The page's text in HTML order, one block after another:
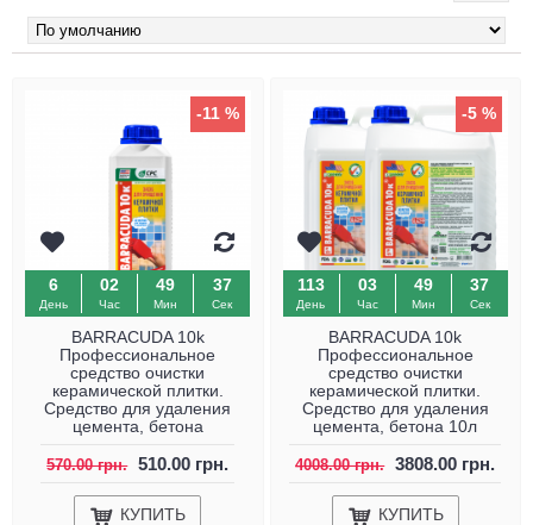
-11 %
6
День
02
Час
49
Мин
36
Сек
BARRACUDA 10k
Профессиональное
средство очистки
керамической плитки.
Средство для удаления
цемента, бетона
570.00 грн. 510.00 грн.
КУПИТЬ
-5 %
113
День
03
Час
49
Мин
36
Сек
BARRACUDA 10k
Профессиональное
средство очистки
керамической плитки.
Средство для удаления
цемента, бетона 10л
4008.00 грн. 3808.00 грн.
КУПИТЬ